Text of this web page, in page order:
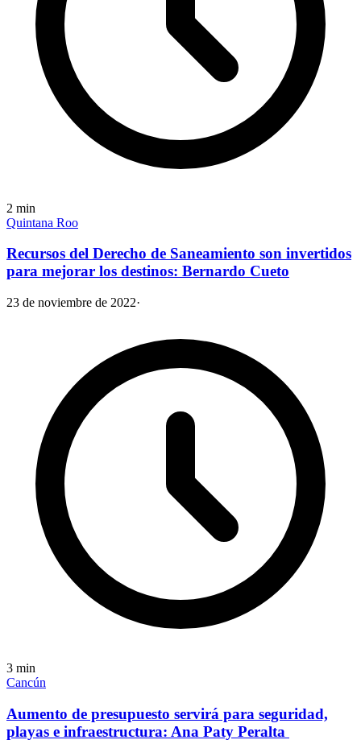
2 min
Quintana Roo
Recursos del Derecho de Saneamiento son invertidos
para mejorar los destinos: Bernardo Cueto
23 de noviembre de 2022·
3 min
Cancún
Aumento de presupuesto servirá para seguridad,
playas e infraestructura: Ana Paty Peralta